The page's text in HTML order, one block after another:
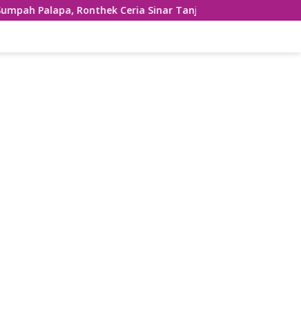
Ronthek Ceria Sinar Tanjung Hibur Masyarakat Pacitan di